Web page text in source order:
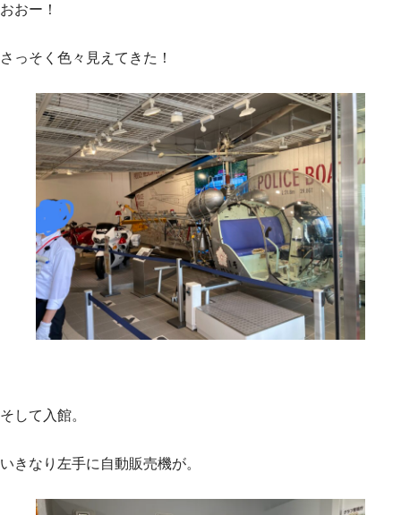
おおー！
さっそく色々見えてきた！
そして入館。
いきなり左手に自動販売機が。